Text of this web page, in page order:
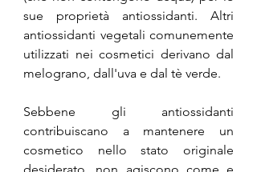
sue proprietà antiossidanti. Altri
antiossidanti vegetali comunemente
utilizzati nei cosmetici derivano dal
melograno, dall'uva e dal tè verde.
Sebbene gli antiossidanti
contribuiscano a mantenere un
cosmetico nello stato originale